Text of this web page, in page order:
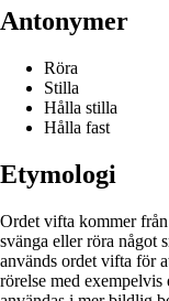
Antonymer
Röra
Stilla
Hålla stilla
Hålla fast
Etymologi
Ordet vifta kommer
svänga eller röra något
används ordet vifta för
rörelse med